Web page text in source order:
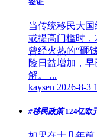
当传统移民大
或提高门槛时，
曾经火热的“砸
险日益增加，
解。 ...
kaysen 2026-8-3
#移民政策124亿欧